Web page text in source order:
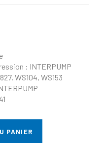
: INTERPUMP
WS104, WS153
PANIER